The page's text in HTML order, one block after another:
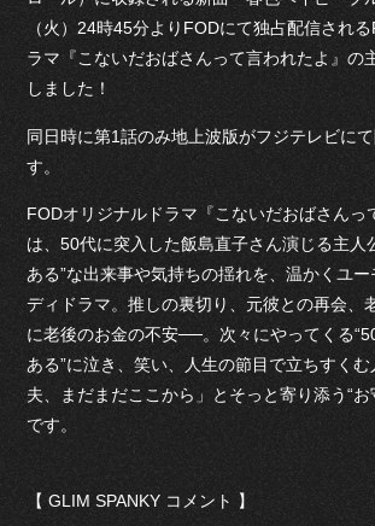
（火）24時45分よりFODにて独占配信され
ラマ『こないだおばさんって言われたよ』の
しました！
同日時に第1話のみ地上波版がフジテレビに
す。
FODオリジナルドラマ『こないだおばさんっ
は、50代に突入した飯島直子さん演じる主人
ある”な出来事や気持ちの揺れを、温かくユ
ディドラマ。推しの裏切り、元彼との再会、
に老後のお金の不安──。次々にやってくる
ある”に泣き、笑い、人生の節目で立ちすく
夫、まだまだここから」とそっと寄り添う“
です。
【 GLIM SPANKY コメント 】